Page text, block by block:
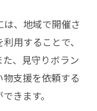
、地域で開催さ
用することで、
、見守りボラン
支援を依頼する
きます。